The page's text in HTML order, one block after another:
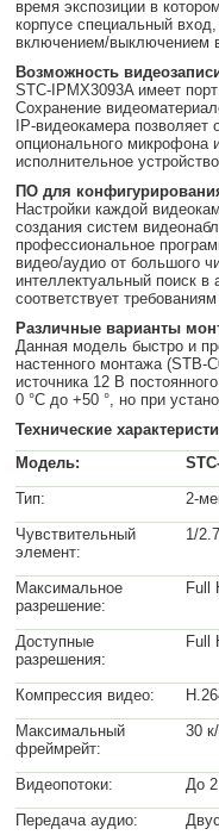
время экспозиции в
корпусе специальный
включением/выключением
Возможность
STC-IPMX3093A имеет
Сохранение
IP-видеокамера
опционального микрофона
исполнительное
ПО для
Настройки каждой
создания систем
профессиональное
видео/аудио от большого
интеллектуальный поиск в
соответствует
Различные варианты
Данная модель быстро и
настенного монтажа (STB-
источника 12 В
0 °С до +50 °, но при
Технические
Модель:
Тип:
2-
Чувствительный
элемент:
1/
Максимальное
разрешение:
Full
Доступные
разрешения:
Full
Компрессия видео:
Максимальный
фреймрейт:
30
Видеопотоки:
До
Передача аудио: